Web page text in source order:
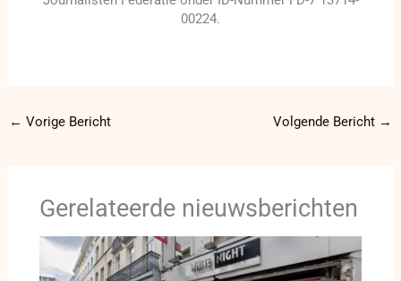
00224.
← Vorige Bericht Volgende Bericht →
Gerelateerde nieuwsberichten